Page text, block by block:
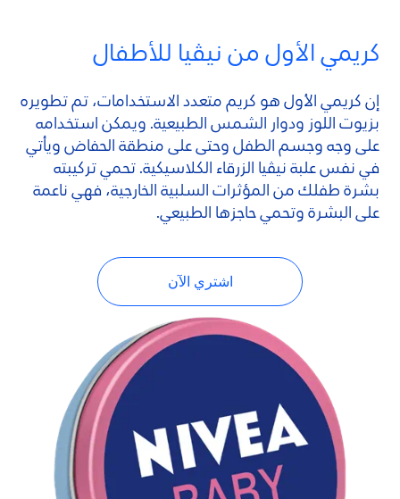
كريمي الأول من نيڤيا للأطفال
إن كريمي الأول هو كريم متعدد الاستخدامات، تم تطويره
بزيوت اللوز ودوار الشمس الطبيعية. ويمكن استخدامه
على وجه وجسم الطفل وحتى على منطقة الحفاض ويأتي
في نفس علبة نيڤيا الزرقاء الكلاسيكية. تحمي تركيبته
بشرة طفلك من المؤثرات السلبية الخارجية، فهي ناعمة
على البشرة وتحمي حاجزها الطبيعي.
اشتري الآن